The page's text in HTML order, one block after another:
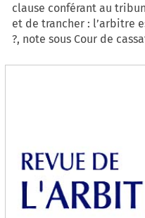
clause conférant au
et de trancher : l’arbitre
?, note sous Cour de